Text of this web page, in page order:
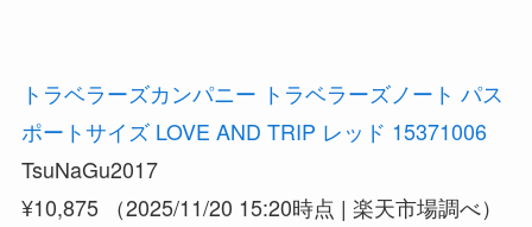
トラベラーズカンパニー トラベラーズノート パス
ポートサイズ LOVE AND TRIP レッド 15371006
TsuNaGu2017
¥10,875
（2025/11/20 15:20時点 | 楽天市場調べ）